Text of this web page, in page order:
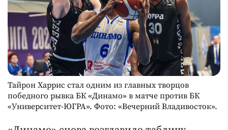
Тайрон Харрис стал одним из главных творцов
победного рывка БК «Динамо» в матче против БК
«Университет-ЮГРА». Фото: «Вечерний Владивосток».